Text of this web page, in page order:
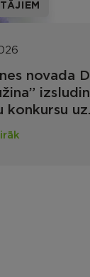
novada
konkursu uz
vakancēm